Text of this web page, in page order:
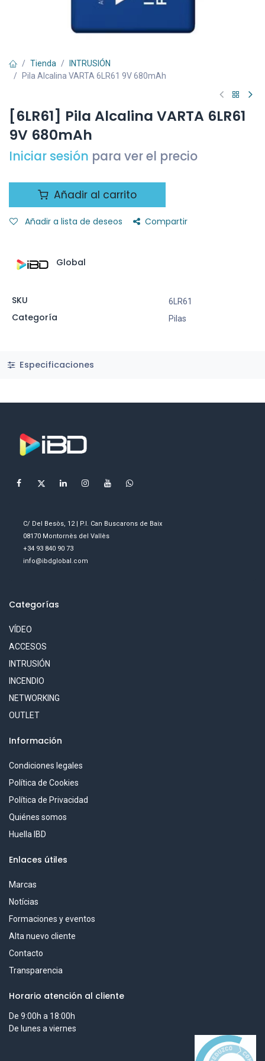
Tienda
INTRUSIÓN
Pila Alcalina VARTA 6LR61 9V 680mAh
[6LR61] Pila Alcalina VARTA 6LR61
9V 680mAh
Iniciar sesión para ver el precio
Añadir al carrito
Añadir a lista de deseos Compartir
Global
SKU 6LR61
Categoría Pilas
Especificaciones
C/ Del Besòs, 12 | P.I. Can Buscarons de Baix
08170 Montornès del Vallès
+34 93 840 90 73
info@ibdglobal.com
Categorías
VÍDEO
ACCESOS
INTRUSIÓN
INCENDIO
NETWORKING
OUTLET
Información
Condiciones legales
Política de Cookies
Política de Privacidad
Quiénes somos
Huella IBD
Enlaces útiles
Marcas
Notícias
Formaciones y eventos
Alta nuevo cliente
Contacto
Transparencia
Horario atención al cliente
De 9:00h a 18:00h
De lunes a viernes